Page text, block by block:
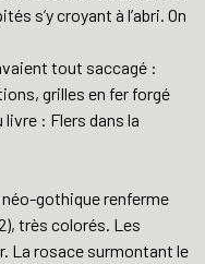
s’y croyant à l’abri. On
tout saccagé :
grilles en fer forgé
: Flers dans la
gothique renferme
très colorés. Les
La rosace surmontant le